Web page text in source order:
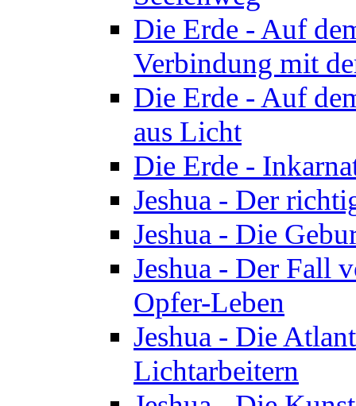
Die Erde - Auf
Verbindung mit
Die Erde - Auf
aus Licht
Die Erde -
Jeshua - Der
Jeshua - Die
Jeshua - Der Fall
Opfer-Leben
Jeshua - Die
Lichtarbeitern